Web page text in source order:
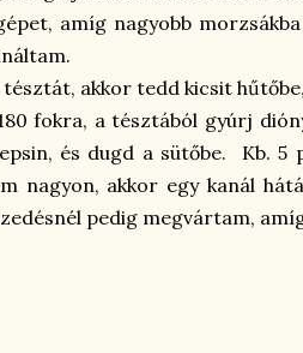
amíg nagyobb
akkor tedd kicsit
fokra, a tésztából gyúrj
és dugd a sütőbe. Kb. 5
nagyon, akkor egy kanál
pedig megvártam,